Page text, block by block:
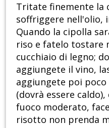
Tritate finemente la
soffriggere nell'olio,
Quando la cipolla
riso e fatelo tostare
cucchiaio di legno;
aggiungete il vino,
aggiungete poi
(dovrà essere
fuoco moderato,
risotto non prenda